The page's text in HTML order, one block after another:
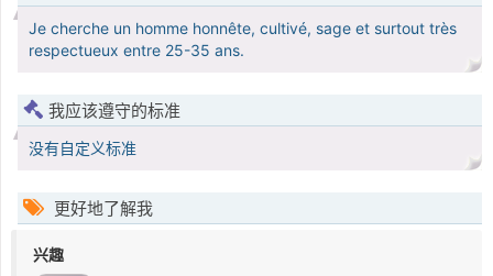
Je cherche un homme honnête, cultivé, sage et surtout très
respectueux entre 25-35 ans.
我应该遵守的标准
没有自定义标准
更好地了解我
兴趣